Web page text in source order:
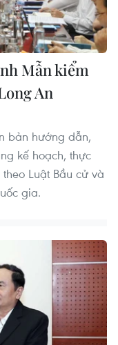
Mẫn kiểm
An
bản hướng dẫn,
kế hoạch, thực
Luật Bầu cử và
gia.